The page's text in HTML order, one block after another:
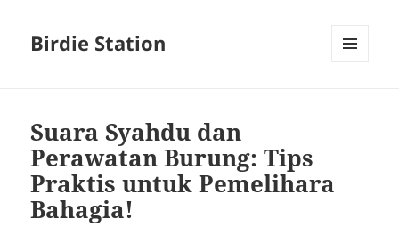
Birdie Station
Suara Syahdu dan
Perawatan Burung: Tips
Praktis untuk Pemelihara
Bahagia!